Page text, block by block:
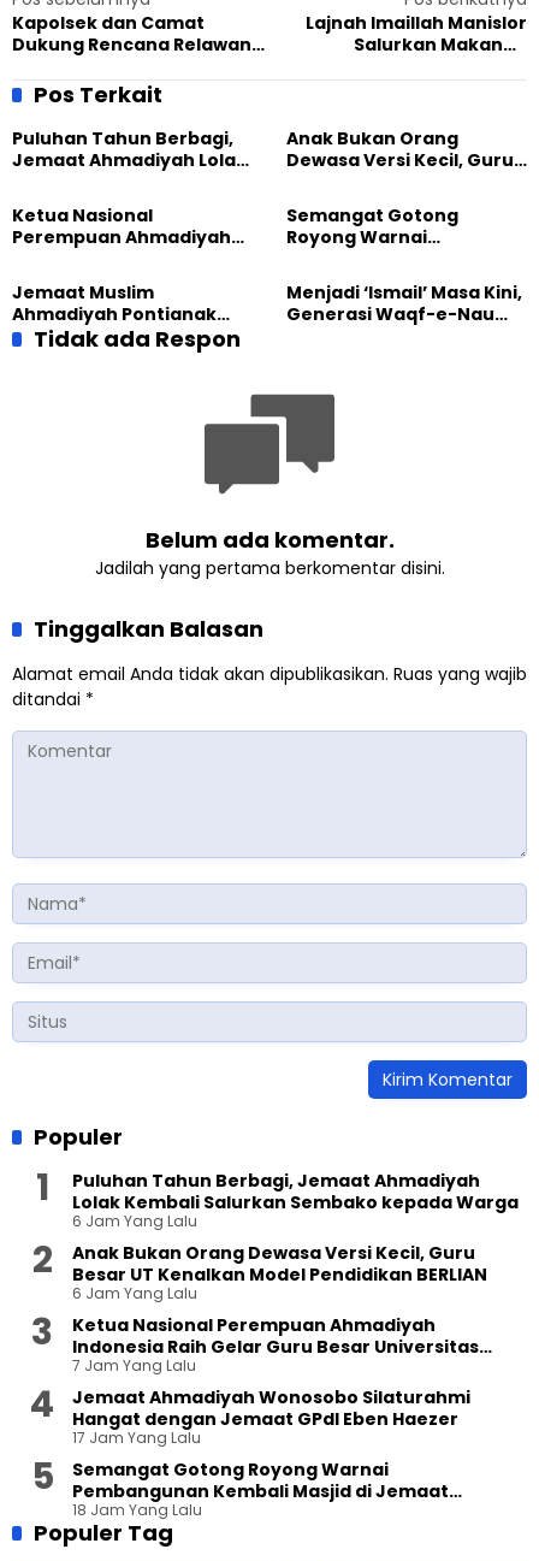
Kapolsek dan Camat
Dukung Rencana Relawan
Bersihkan Sampah Malam
Tahun Baru
Lajnah Imaillah Manislor
Salurkan Makanan
Pastikan Asupan Gizi
Pos Terkait
Puluhan Tahun Berbagi,
Jemaat Ahmadiyah Lolak
Sembako kepada Warga
Anak Bukan Orang
Dewasa Versi Kecil, Guru
Ketua Nasional
Perempuan Ahmadiyah
Besar Universitas
Terbuka
Semangat Gotong
Royong Warnai
Masjid di Jemaat
Ahmadiyah Sukapura
Jemaat Muslim
Ahmadiyah Pontianak
dan Gereja Katedral
Perkuat Kolaborasi Sosial
Menjadi ‘Ismail’ Masa Kini,
Generasi Waqf-e-Nau
Tidak ada Respon
Belum ada komentar.
Jadilah yang pertama berkomentar disini.
Tinggalkan Balasan
Alamat email Anda tidak akan dipublikasikan. Ruas yang wajib
ditandai *
Populer
Puluhan Tahun Berbagi, Jemaat Ahmadiyah
Lolak Kembali Salurkan Sembako kepada Warga
6 Jam Yang Lalu
Anak Bukan Orang Dewasa Versi Kecil, Guru
Besar UT Kenalkan Model Pendidikan BERLIAN
6 Jam Yang Lalu
Ketua Nasional Perempuan Ahmadiyah
Indonesia Raih Gelar Guru Besar Universitas
Terbuka
7 Jam Yang Lalu
Jemaat Ahmadiyah Wonosobo Silaturahmi
Hangat dengan Jemaat GPdI Eben Haezer
17 Jam Yang Lalu
Semangat Gotong Royong Warnai
Pembangunan Kembali Masjid di Jemaat
Ahmadiyah Sukapura
18 Jam Yang Lalu
Populer Tag